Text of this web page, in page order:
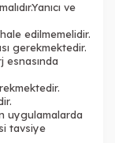
ve
edilmemelidir.
gerekmektedir.
esnasında
uygulamalarda
tavsiye